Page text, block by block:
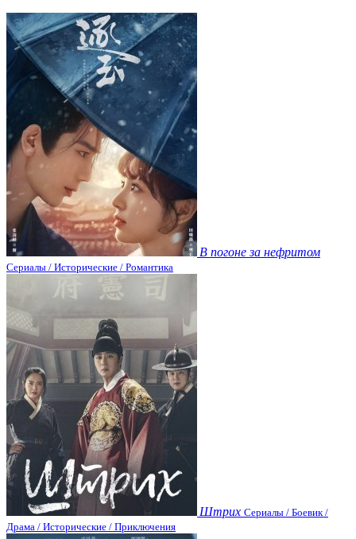
В погоне за нефритом
Сериалы / Исторические / Романтика
Штрих Сериалы / Боевик /
Драма / Исторические / Приключения